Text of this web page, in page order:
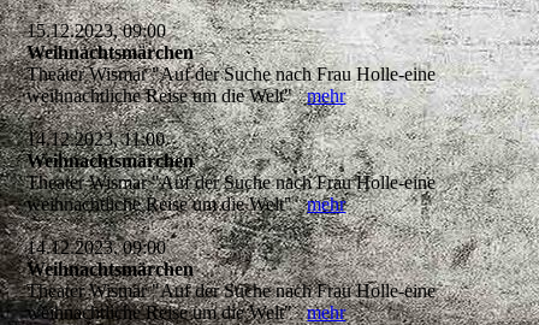
15.12.2023, 09:00
Weihnachtsmärchen
Theater Wismar "Auf der Suche nach Frau Holle-eine
weihnachtliche Reise um die Welt"mehr
14.12.2023, 11:00
Weihnachtsmärchen
Theater Wismar "Auf der Suche nach Frau Holle-eine
weihnachtliche Reise um die Welt"mehr
14.12.2023, 09:00
Weihnachtsmärchen
Theater Wismar "Auf der Suche nach Frau Holle-eine
weihnachtliche Reise um die Welt"mehr